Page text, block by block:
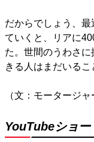
だからでしょう、
ていくと、リアに
た。世間のうわさ
きる人はまだいるこ
（文：モータージ
YouTubeショー